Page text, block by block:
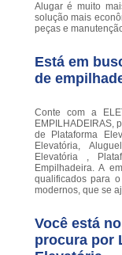
Alugar é muito
solução mais
peças e
Está em
de
Conte com a
EMPILHADEIRAS,
de Plataforma
Elevatória,
Elevatória ,
Empilhadeira. A
qualificados para
modernos, que se
Você está
procura por